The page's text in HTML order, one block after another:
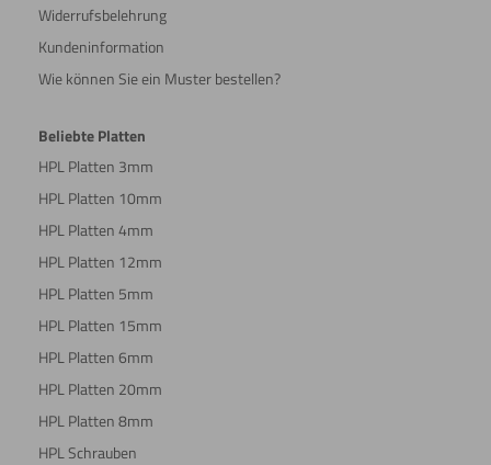
Widerrufsbelehrung
Kundeninformation
Wie können Sie ein Muster bestellen?
Beliebte Platten
HPL Platten 3mm
HPL Platten 10mm
HPL Platten 4mm
HPL Platten 12mm
HPL Platten 5mm
HPL Platten 15mm
HPL Platten 6mm
HPL Platten 20mm
HPL Platten 8mm
HPL Schrauben